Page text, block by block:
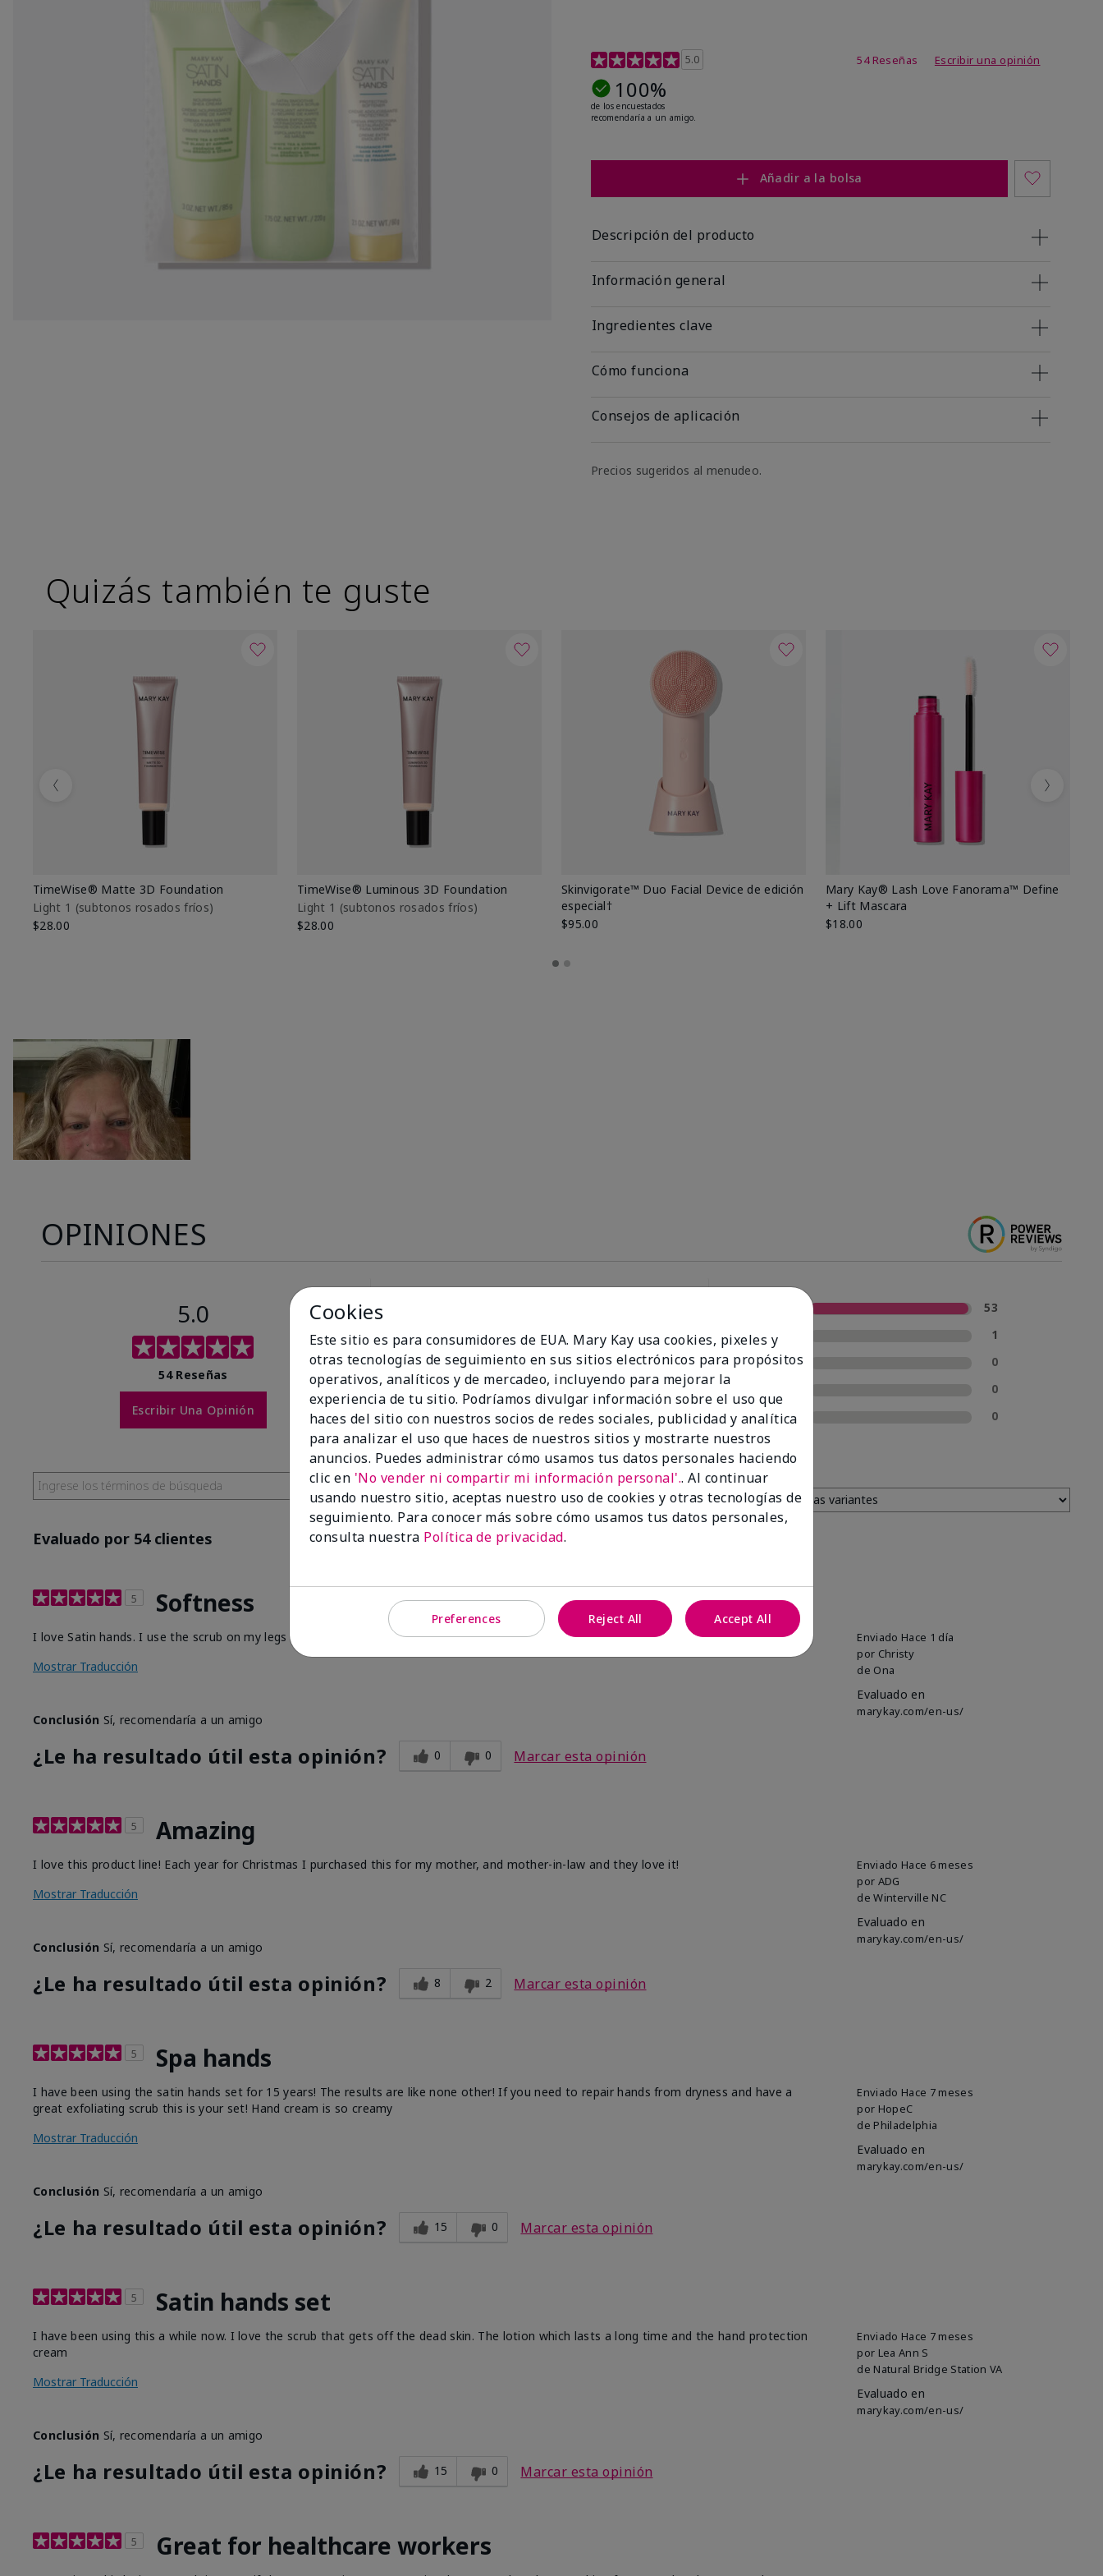
Calificación de clientes de 4,7 de 5
5.0 54 Reseñas Escribir una opinión
100%
de los encuestados
recomendaría a un amigo.
Añadir a la bolsa
Descripción del producto
Información general
Ingredientes clave
Cómo funciona
Consejos de aplicación
Precios sugeridos al menudeo.
Quizás también te guste
TimeWise® Matte 3D Foundation
Light 1​ (subtonos rosados fríos)
$28.00
TimeWise® Luminous 3D Foundation
Light 1​ (subtonos rosados fríos)
$28.00
Skinvigorate™ Duo Facial Device de edición
especial†
$95.00
Mary Kay® Lash Love Fanorama™ Define
+ Lift Mascara
$18.00
Previous Next
OPINIONES
5.0
54 Reseñas
Escribir Una Opinión
de los encuestados
recomendaría a un
amigo.
53
4 estrellas
1
3 estrellas
0
0
1 estrella
0
Evaluado por 54 clientes
5 Softness
Enviado Hace 1 día
por Christy
de Ona
Evaluado en
marykay.com/en-us/
I love Satin hands. I use the scrub on my legs before I shave. After I use the other two products. Makes my legs and hands super soft!
Mostrar Traducción
Conclusión Sí, recomendaría a un amigo
¿Le ha resultado útil esta opinión? 0 0 Marcar esta opinión
5 Amazing
Enviado Hace 6 meses
por ADG
de Winterville NC
Evaluado en
marykay.com/en-us/
I love this product line! Each year for Christmas I purchased this for my mother, and mother-in-law and they love it!
Mostrar Traducción
Conclusión Sí, recomendaría a un amigo
¿Le ha resultado útil esta opinión? 8 2 Marcar esta opinión
5 Spa hands
Enviado Hace 7 meses
por HopeC
de Philadelphia
Evaluado en
marykay.com/en-us/
I have been using the satin hands set for 15 years! The results are like none other! If you need to repair hands from dryness and have a
great exfoliating scrub this is your set! Hand cream is so creamy
Mostrar Traducción
Conclusión Sí, recomendaría a un amigo
¿Le ha resultado útil esta opinión? 15 0 Marcar esta opinión
5 Satin hands set
Enviado Hace 7 meses
por Lea Ann S
de Natural Bridge Station VA
Evaluado en
marykay.com/en-us/
I have been using this a while now. I love the scrub that gets off the dead skin. The lotion which lasts a long time and the hand protection
cream
Mostrar Traducción
Conclusión Sí, recomendaría a un amigo
¿Le ha resultado útil esta opinión? 15 0 Marcar esta opinión
5 Great for healthcare workers
Cookies
Este sitio es para consumidores de EUA. Mary Kay usa cookies, pixeles y
otras tecnologías de seguimiento en sus sitios electrónicos para propósitos
operativos, analíticos y de mercadeo, incluyendo para mejorar la
experiencia de tu sitio. Podríamos divulgar información sobre el uso que
haces del sitio con nuestros socios de redes sociales, publicidad y analítica
para analizar el uso que haces de nuestros sitios y mostrarte nuestros
anuncios. Puedes administrar cómo usamos tus datos personales haciendo
clic en 'No vender ni compartir mi información personal'.. Al continuar
usando nuestro sitio, aceptas nuestro uso de cookies y otras tecnologías de
seguimiento. Para conocer más sobre cómo usamos tus datos personales,
consulta nuestra Política de privacidad.
Preferences Reject All Accept All